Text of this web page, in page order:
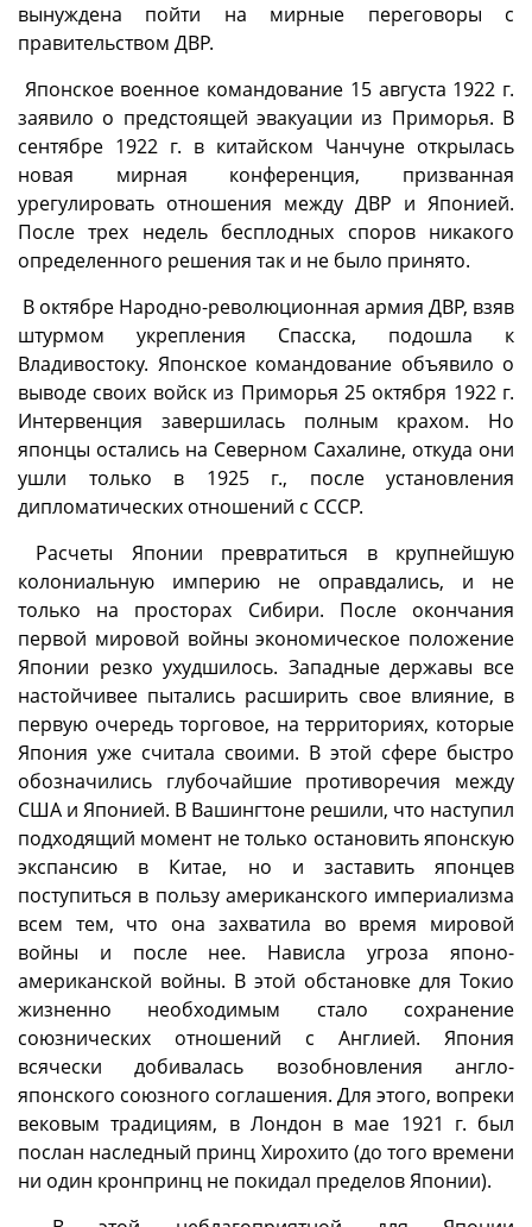
вынуждена пойти на мирные переговоры с
правительством ДВР.
Японское военное командование 15 августа 1922 г.
заявило о предстоящей эвакуации из Приморья. В
сентябре 1922 г. в китайском Чанчуне открылась
новая мирная конференция, призванная
урегулировать отношения между ДВР и Японией.
После трех недель бесплодных споров никакого
определенного решения так и не было принято.
В октябре Народно-революционная армия ДВР, взяв
штурмом укрепления Спасска, подошла к
Владивостоку. Японское командование объявило о
выводе своих войск из Приморья 25 октября 1922 г.
Интервенция завершилась полным крахом. Но
японцы остались на Северном Сахалине, откуда они
ушли только в 1925 г., после установления
дипломатических отношений с СССР.
Расчеты Японии превратиться в крупнейшую
колониальную империю не оправдались, и не
только на просторах Сибири. После окончания
первой мировой войны экономическое положение
Японии резко ухудшилось. Западные державы все
настойчивее пытались расширить свое влияние, в
первую очередь торговое, на территориях, которые
Япония уже считала своими. В этой сфере быстро
обозначились глубочайшие противоречия между
США и Японией. В Вашингтоне решили, что наступил
подходящий момент не только остановить японскую
экспансию в Китае, но и заставить японцев
поступиться в пользу американского империализма
всем тем, что она захватила во время мировой
войны и после нее. Нависла угроза японо-
американской войны. В этой обстановке для Токио
жизненно необходимым стало сохранение
союзнических отношений с Англией. Япония
всячески добивалась возобновления англо-
японского союзного соглашения. Для этого, вопреки
вековым традициям, в Лондон в мае 1921 г. был
послан наследный принц Хирохито (до того времени
ни один кронпринц не покидал пределов Японии).